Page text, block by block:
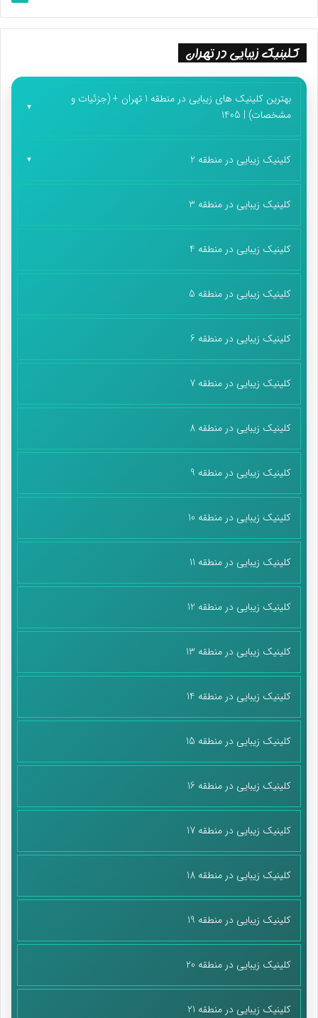
کلینیک زیبایی در تهران
بهترین کلینیک های زیبایی در منطقه 1 تهران + (جزئیات و
مشخصات) | 1405
کلینیک زیبایی در منطقه 2
کلینیک زیبایی در منطقه 3
کلینیک زیبایی در منطقه 4
کلینیک زیبایی در منطقه 5
کلینیک زیبایی در منطقه 6
کلینیک زیبایی در منطقه 7
کلینیک زیبایی در منطقه 8
کلینیک زیبایی در منطقه 9
کلینیک زیبایی در منطقه 10
کلینیک زیبایی در منطقه 11
کلینیک زیبایی در منطقه 12
کلینیک زیبایی در منطقه 13
کلینیک زیبایی در منطقه 14
کلینیک زیبایی در منطقه 15
کلینیک زیبایی در منطقه 16
کلینیک زیبایی در منطقه 17
کلینیک زیبایی در منطقه 18
کلینیک زیبایی در منطقه 19
کلینیک زیبایی در منطقه 20
کلینیک زیبایی در منطقه 21